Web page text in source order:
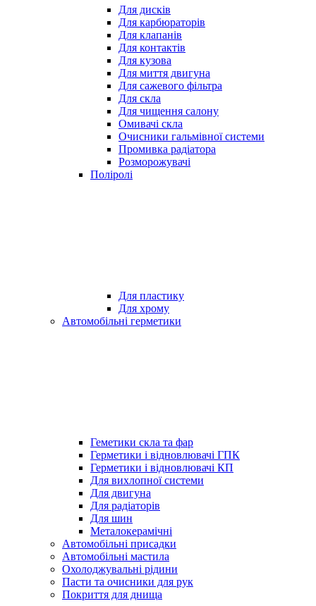
Для дисків
Для карбюраторів
Для клапанів
Для контактів
Для кузова
Для миття двигуна
Для сажевого фільтра
Для скла
Для чищення салону
Омивачі скла
Очисники гальмівної системи
Промивка радіатора
Розморожувачі
Поліролі
Для пластику
Для хрому
Автомобільні герметики
Геметики скла та фар
Герметики і відновлювачі ГПК
Герметики і відновлювачі КП
Для вихлопної системи
Для двигуна
Для радіаторів
Для шин
Металокерамічні
Автомобільні присадки
Автомобільні мастила
Охолоджувальні рідини
Пасти та очисники для рук
Покриття для днища